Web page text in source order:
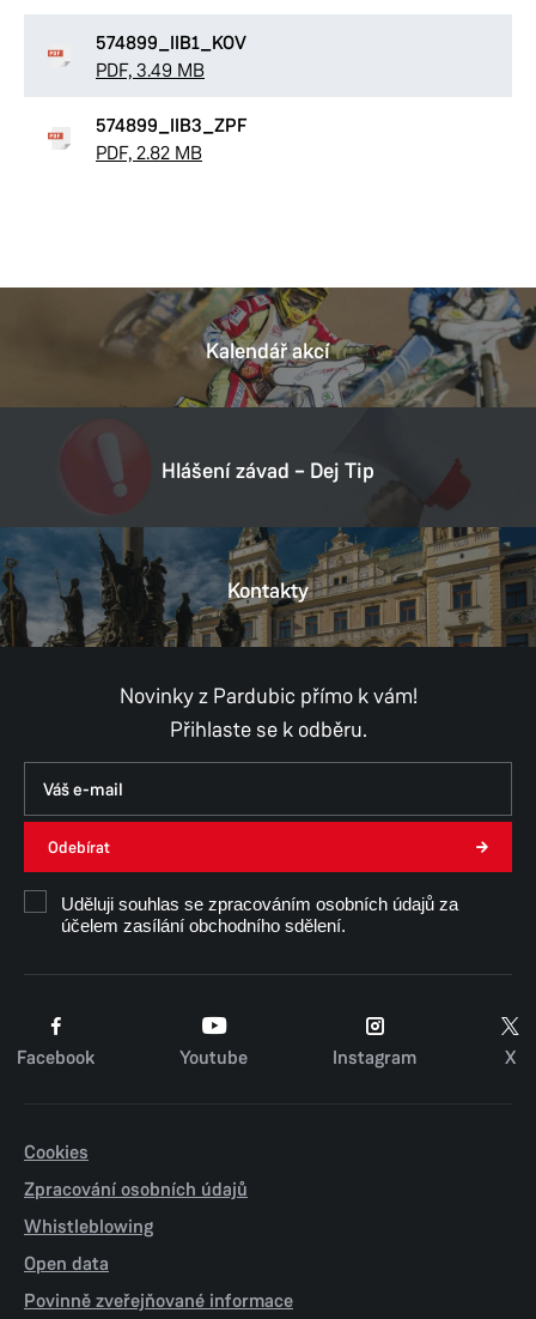
574899_IIB1_KOV
PDF, 3.49 MB
574899_IIB3_ZPF
PDF, 2.82 MB
Kalendář akcí
Hlášení závad – Dej Tip
Kontakty
Novinky z Pardubic přímo k vám!
Přihlaste se k odběru.
Odebírat
Uděluji souhlas se zpracováním osobních údajů za
účelem zasílání obchodního sdělení.
Facebook Youtube Instagram X
Cookies
Zpracování osobních údajů
Whistleblowing
Open data
Povinně zveřejňované informace